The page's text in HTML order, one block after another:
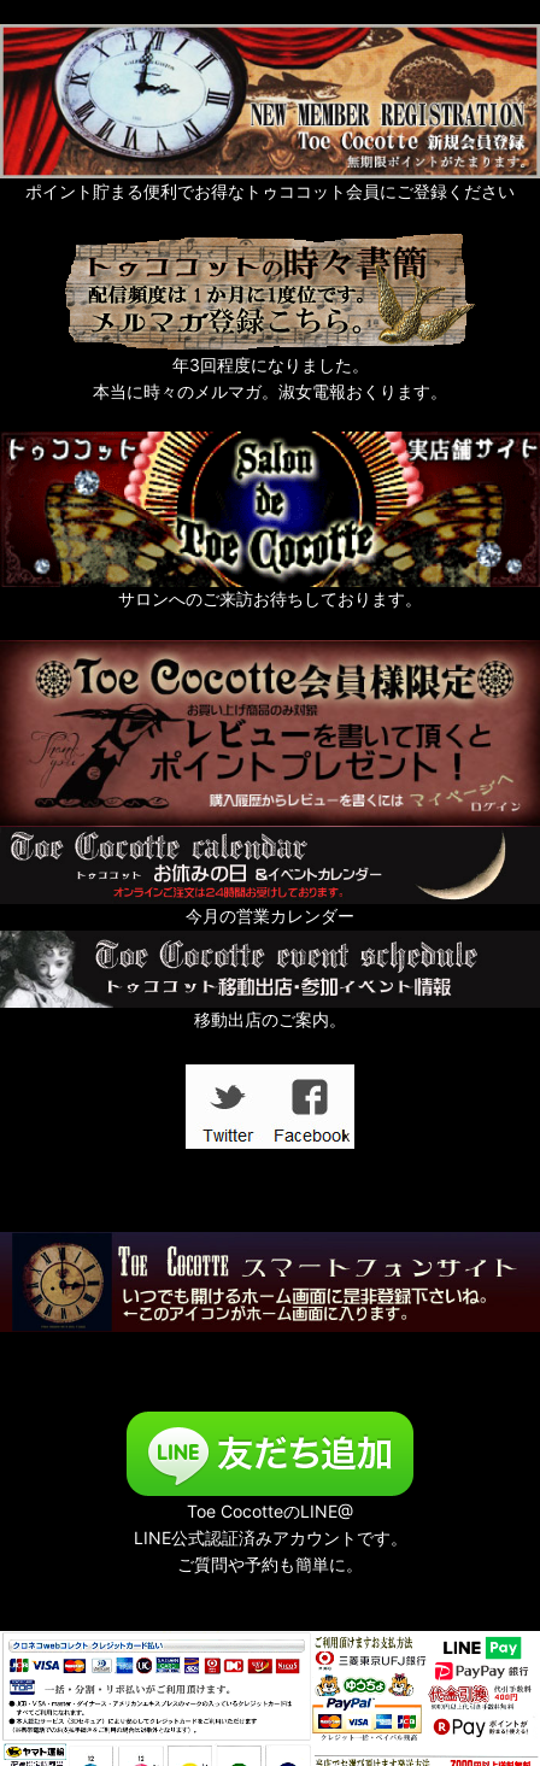
ギフト
グリーティングカード
Rose de Reficul et Guiggles
サシェ・芳香剤・入浴剤他
タッセル
猫なもの
うさぎなもの
梟ーふくろうー
zoo 色々動物なもの
薔薇なもの。
天使なもの。
ポスト投函便発送OKのお品
送料無料まで後少し（500円以下のお品）
絢爛黄金色装飾品の頁
For KID's and Baby and FANY
オブジェ・人形・立体アート
ちょっと配るのにおすすめプチギフト特集
すずらんの日
ポイント貯まる便利でお得なトゥココット会員にご登録ください
年3回程度になりました。
本当に時々のメルマガ。淑女電報おくります。
サロンへのご来訪お待ちしております。
今月の営業カレンダー
移動出店のご案内。
Toe CocotteのLINE@
LINE公式認証済みアカウントです。
ご質問や予約も簡単に。